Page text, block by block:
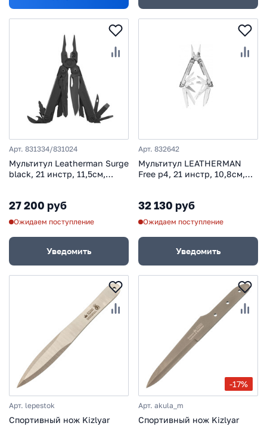
Арт. 831334/831024
Мультитул Leatherman Surge
black, 21 инстр, 11,5см,
27 200 руб
Ожидаем поступление
Уведомить
Арт. 832642
Мультитул LEATHERMAN
Free p4, 21 инстр, 10,8см,
32 130 руб
Ожидаем поступление
Уведомить
Арт. lepestok
Спортивный нож Kizlyar
-17%
Арт. akula_m
Спортивный нож Kizlyar